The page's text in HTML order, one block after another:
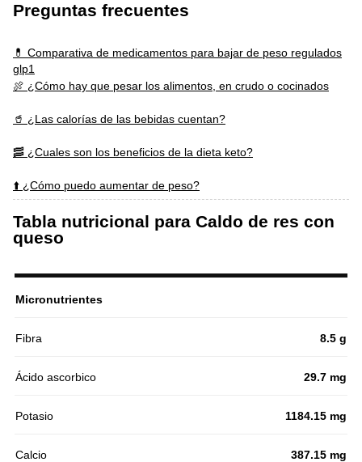
Preguntas frecuentes
💊 Comparativa de medicamentos para bajar de peso regulados
glp1
🍖 ¿Cómo hay que pesar los alimentos, en crudo o cocinados
🥤 ¿Las calorías de las bebidas cuentan?
🥓 ¿Cuales son los beneficios de la dieta keto?
⬆️ ¿Cómo puedo aumentar de peso?
Tabla nutricional para Caldo de res con
queso
Micronutrientes
Fibra 8.5 g
Ácido ascorbico 29.7 mg
Potasio 1184.15 mg
Calcio 387.15 mg